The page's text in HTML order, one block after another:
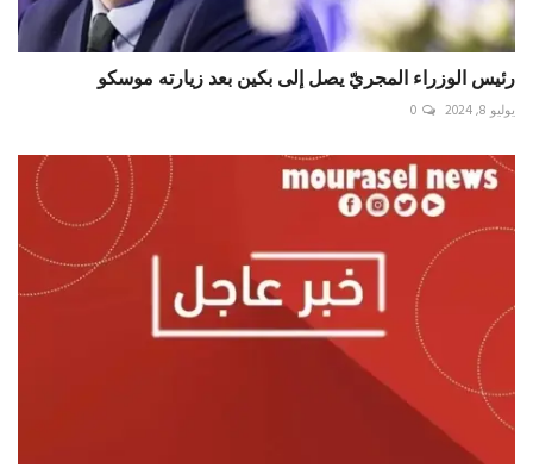
رئيس الوزراء المجريّ يصل إلى بكين بعد زيارته موسكو
يوليو 8, 2024 0